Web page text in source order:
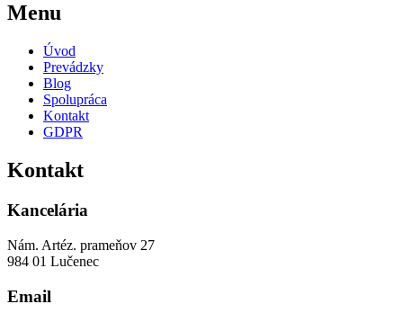
Menu
Úvod
Prevádzky
Blog
Spolupráca
Kontakt
GDPR
Kontakt
Kancelária
Nám. Artéz. prameňov 27
984 01 Lučenec
Email